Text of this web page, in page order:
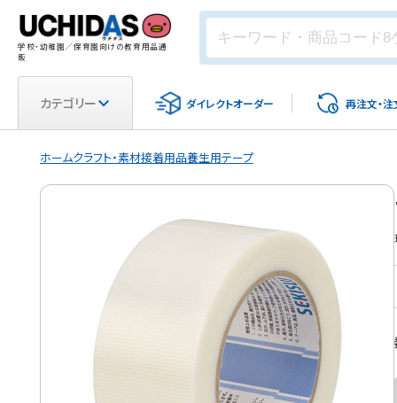
学校・幼稚園／保育園向けの教育用品通
販
カテゴリー ダイレクトオーダー 再注文・注
ホームクラフト・素材接着用品養生用テープ